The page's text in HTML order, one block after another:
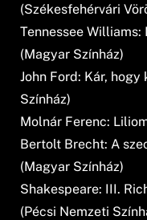
(Székesfehérvári
Tennessee
(Magyar Színház)
John Ford: Kár,
Színház)
Molnár Ferenc:
Bertolt Brecht: A
(Magyar Színház)
Shakespeare: III.
(Pécsi Nemzeti